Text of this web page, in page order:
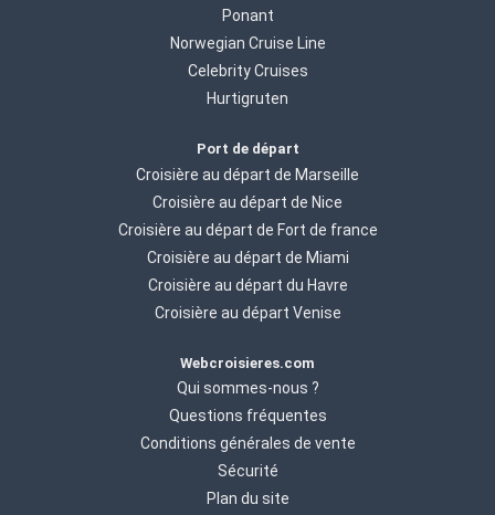
Ponant
Norwegian Cruise Line
Celebrity Cruises
Hurtigruten
Port de départ
Croisière au départ de Marseille
Croisière au départ de Nice
Croisière au départ de Fort de france
Croisière au départ de Miami
Croisière au départ du Havre
Croisière au départ Venise
Webcroisieres.com
Qui sommes-nous ?
Questions fréquentes
Conditions générales de vente
Sécurité
Plan du site